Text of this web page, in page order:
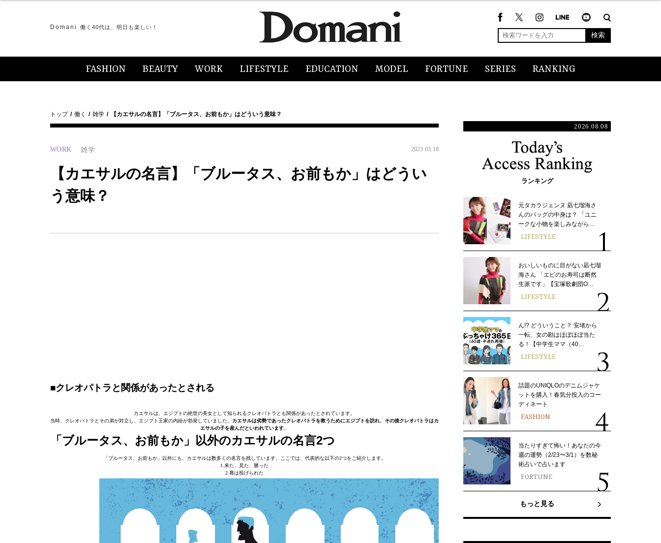
Domani 働く40代は、明日も楽しい！
検索
FASHION BEAUTY WORK LIFESTYLE EDUCATION MODEL FORTUNE SERIES RANKING
トップ 働く 雑学 【カエサルの名言】「ブルータス、お前もか」はどういう意味？
WORK 雑学 2023.03.18
【カエサルの名言】「ブルータス、お前もか」はどうい
う意味？
■クレオパトラと関係があったとされる
カエサルは、エジプトの絶世の美女として知られるクレオパトラとも関係があったとされています。
当時、クレオパトラとその弟が対立し、エジプト王家の内紛が勃発していました。 カエサルは劣勢であったクレオパトラを救うためにエジプトを訪れ、その後クレオパトラはカ
エサルの子を産んだといわれています
「ブルータス、お前もか」以外のカエサルの名言2つ
「ブルータス、お前もか」以外にも、カエサルは数多くの名言を残しています。ここでは、代表的な以下の2つをご紹介します。
1.来た、見た、勝った
2.賽は投げられた
2026.08.08
ランキング
元タカラジェンヌ 凪七瑠海さ
んのバッグの中身は？ 「ユニ
ークな小物を楽しみながら…
LIFESTYLE
おいしいものに目がない凪七瑠
海さん 「エビのお寿司は断然
生派です」【宝塚歌劇団O…
LIFESTYLE
ん!? どういうこと？ 安堵から
一転、女の勘はほぼほぼ当た
る！【中学生ママ（40…
LIFESTYLE
話題のUNIQLOのデニムジャケ
ットを購入！春気分投入のコー
ディネート
FASHION
当たりすぎて怖い！あなたの今
週の運勢（2/23〜3/1）を数秘
術占いで占います
FORTUNE
もっと見る